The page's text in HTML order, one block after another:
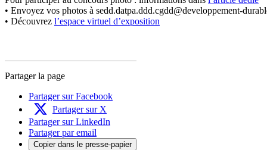
• Envoyez vos photos à sedd.datpa.ddd.cgdd@developpement-
• Découvrez l’espace virtuel d’exposition
Partager la page
Partager sur Facebook
Partager sur X
Partager sur LinkedIn
Partager par email
Copier dans le presse-papier